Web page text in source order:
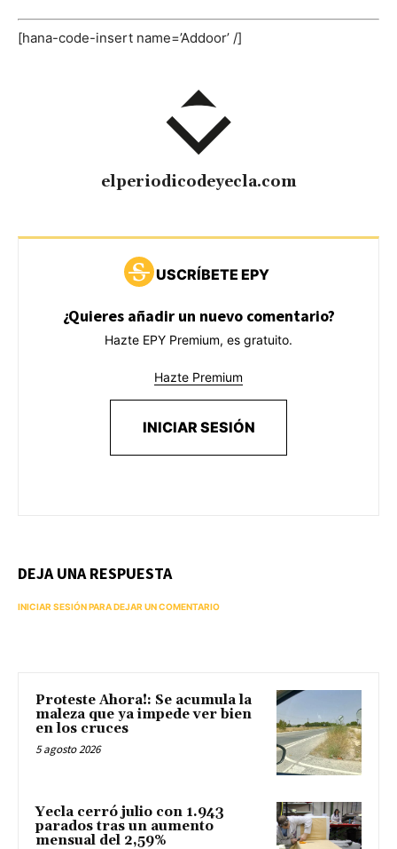
[hana-code-insert name=’Addoor’ /]
elperiodicodeyecla.com
USCRÍBETE EPY
¿Quieres añadir un nuevo comentario?
Hazte EPY Premium, es gratuito.
Hazte Premium
INICIAR SESIÓN
DEJA UNA RESPUESTA
INICIAR SESIÓN PARA DEJAR UN COMENTARIO
Proteste Ahora!: Se acumula la
maleza que ya impede ver bien
en los cruces
5 agosto 2026
Yecla cerró julio con 1.943
parados tras un aumento
mensual del 2,59%